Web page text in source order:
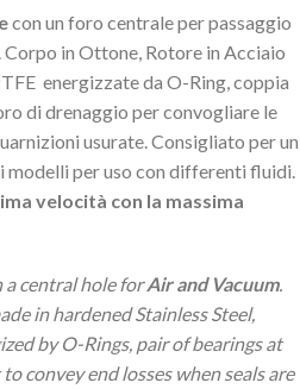
con un foro centrale per passaggio
. Corpo in Ottone, Rotore in Acciaio
energizzate da O-Ring, coppia
di drenaggio per convogliare le
usurate. Consigliato per un
per uso con differenti fluidi.
velocità con la massima
central hole forAir and Vacuum.
in hardened Stainless Steel,
by O-Rings, pair of bearings at
convey end losses when seals are